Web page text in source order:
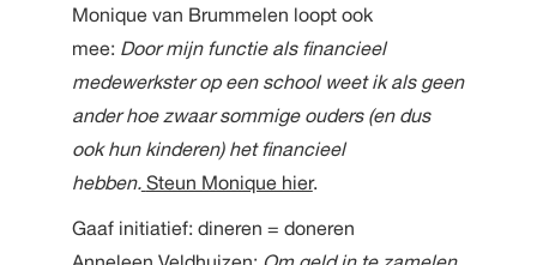
Monique van Brummelen loopt ook
mee: Door mijn functie als financieel
medewerkster op een school weet ik als geen
ander hoe zwaar sommige ouders (en dus
ook hun kinderen) het financieel
hebben. Steun Monique hier.
Gaaf initiatief: dineren = doneren